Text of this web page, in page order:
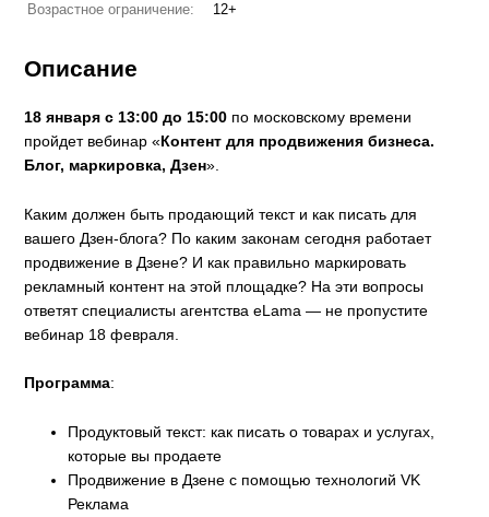
Возрастное ограничение:
12+
Описание
18 января с 13:00 до 15:00 по московскому времени
пройдет вебинар «Контент для продвижения бизнеса.
Блог, маркировка, Дзен».
Каким должен быть продающий текст и как писать для
вашего Дзен-блога? По каким законам сегодня работает
продвижение в Дзене? И как правильно маркировать
рекламный контент на этой площадке? На эти вопросы
ответят специалисты агентства eLama — не пропустите
вебинар 18 февраля.
Программа:
Продуктовый текст: как писать о товарах и услугах,
которые вы продаете
Продвижение в Дзене с помощью технологий VK
Реклама